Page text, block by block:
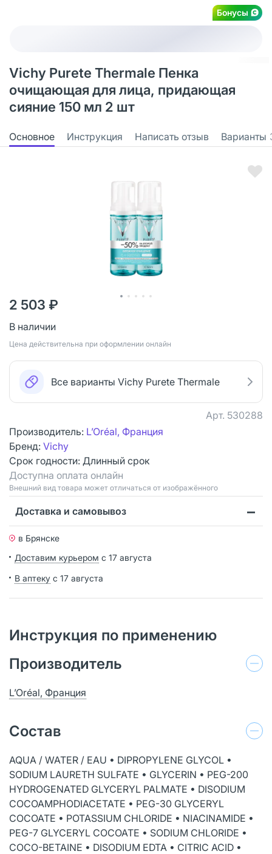
Бонусы
Vichy Purete Thermale Пенка
очищающая для лица, придающая
сияние 150 мл 2 шт
Основное Инструкция Написать отзыв Варианты
2 503 ₽
В наличии
Цена действительна при оформлении онлайн
Все варианты Vichy Purete Thermale
Арт. 530288
Производитель: L’Oréal, Франция
Бренд: Vichy
Срок годности: Длинный срок
Доступна оплата онлайн
Bнешний вид товара может отличаться от изображённого
Доставка и самовывоз
в Брянске
Доставим курьером с 17 августа
В аптеку с 17 августа
Инструкция по применению
Производитель
L’Oréal, Франция
Состав
AQUA / WATER / EAU • DIPROPYLENE GLYCOL •
SODIUM LAURETH SULFATE • GLYCERIN • PEG-200
HYDROGENATED GLYCERYL PALMATE • DISODIUM
COCOAMPHODIACETATE • PEG-30 GLYCERYL
COCOATE • POTASSIUM CHLORIDE • NIACINAMIDE •
PEG-7 GLYCERYL COCOATE • SODIUM CHLORIDE •
COCO-BETAINE • DISODIUM EDTA • CITRIC ACID •